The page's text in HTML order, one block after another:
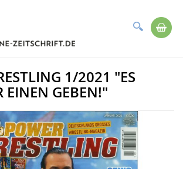
Suche
1/2021 "ES
EINEN GEBEN!"